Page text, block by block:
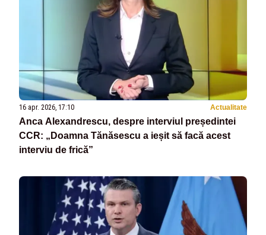
16 apr. 2026, 17:10 Actualitate
Anca Alexandrescu, despre interviul președintei
CCR: „Doamna Tănăsescu a ieșit să facă acest
interviu de frică”